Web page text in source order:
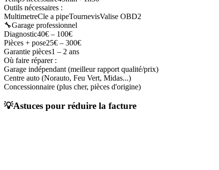
Outils nécessaires :
MultimetreCle a pipeTournevisValise OBD2
🔧Garage professionnel
Diagnostic40€ – 100€
Pièces + pose25€ – 300€
Garantie pièces1 – 2 ans
Où faire réparer :
Garage indépendant (meilleur rapport qualité/prix)
Centre auto (Norauto, Feu Vert, Midas...)
Concessionnaire (plus cher, pièces d'origine)
💡Astuces pour réduire la facture